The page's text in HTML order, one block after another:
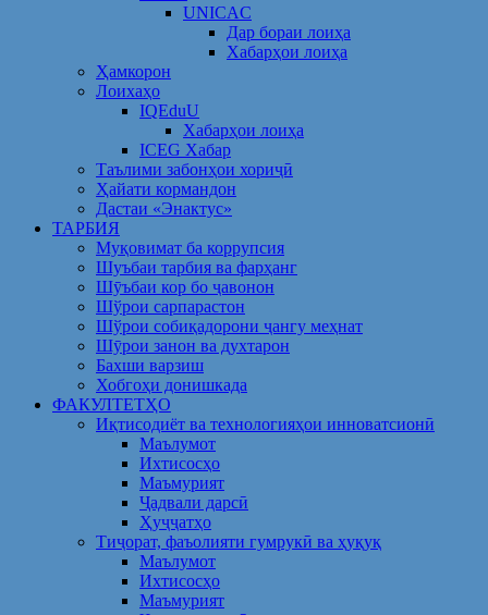
UNICAC
Дар бораи лоиҳа
Хабарҳои лоиҳа
Ҳамкорон
Лоихаҳо
IQEduU
Хабарҳои лоиҳа
ICEG Хабар
Таълими забонҳои хориҷӣ
Ҳайати кормандон
Дастаи «Энактус»
ТАРБИЯ
Муқовимат ба коррупсия
Шуъбаи тарбия ва фарҳанг
Шӯъбаи кор бо ҷавонон
Шўрои сарпарастон
Шўрои собиқадорони ҷангу меҳнат
Шӯрои занон ва духтарон
Бахши варзиш
Хобгоҳи донишкада
ФАКУЛТЕТҲО
Иқтисодиёт ва технологияҳои инноватсионӣ
Маълумот
Ихтисосҳо
Маъмурият
Ҷадвали дарсӣ
Ҳуҷҷатҳо
Тиҷорат, фаъолияти гумрукӣ ва ҳуқуқ
Маълумот
Ихтисосҳо
Маъмурият